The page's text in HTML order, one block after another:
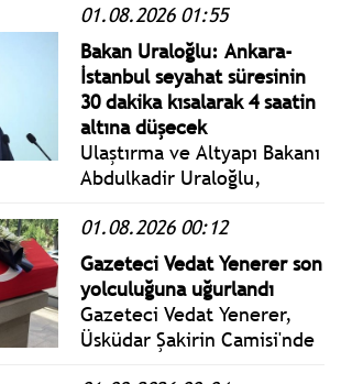
yarıda keserek hastaneye
kaldırıldı. Tedavi altına
alınan Başkan Akın'ın sağlık
durumunun iyi olduğu
öğrenildi.
01.08.2026 01:55
Bakan Uraloğlu: Ankara-
İstanbul seyahat süresinin
30 dakika kısalarak 4 saatin
altına düşecek
Ulaştırma ve Altyapı Bakanı
Abdulkadir Uraloğlu,
Alifuatpaşa Köprülü Kavşağı
Açılış Töreni'nde yaptığı
konuşmada, yüksek hızlı
tren yatırımlarına ilişkin
önemli açıklamalarda
bulundu.
01.08.2026 00:12
Gazeteci Vedat Yenerer son
yolculuğuna uğurlandı
Gazeteci Vedat Yenerer,
Üsküdar Şakirin Camisi'nde